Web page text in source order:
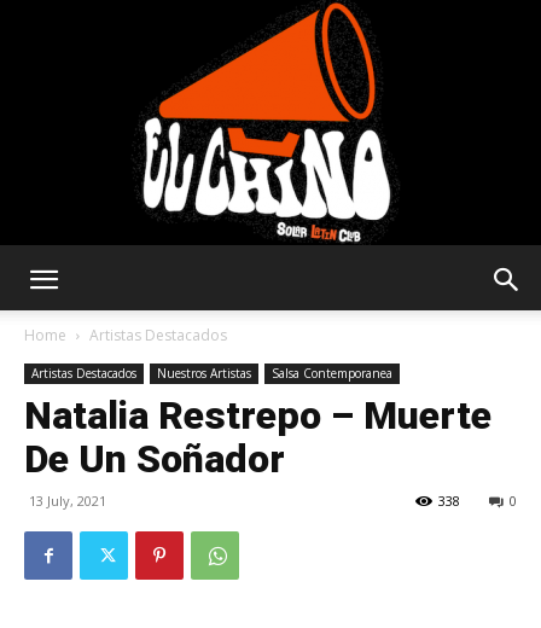
Latin
Home Artistas Destacados
Artistas Destacados Nuestros Artistas Salsa Contemporanea
Natalia Restrepo – Muerte
De Un Soñador
13 July, 2021 0
338